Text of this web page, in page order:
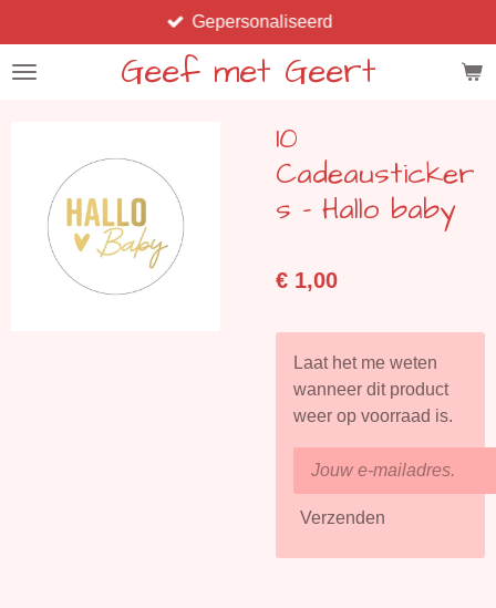
direct
naar
Geef met Geert
Gepersonaliseerd
10
Cadeausticker
s - Hallo baby
€ 1,00
Laat het me weten
wanneer dit product
weer op voorraad is.
Verzenden